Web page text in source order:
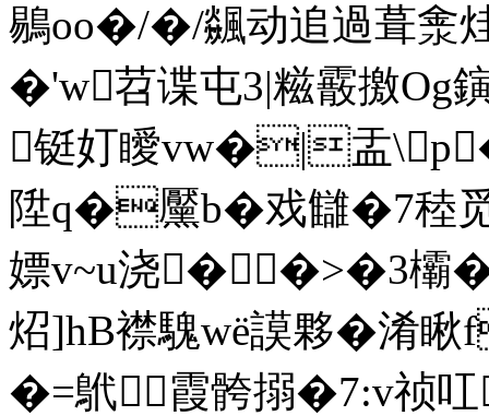
鶍oo�/�/飊动追過葺淾
�'w苕谍屯3|糍霰撽Og
铤奵瞹vw�|盂
陞q�黶b�戏讎�7稑
嫖v~u浇��>�3欛
炤]hB襟騩wё謨夥�淆
�=鴏霞骻搦�7:v祯叿